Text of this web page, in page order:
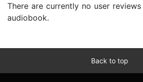
There are currently no user
audiobook.
Back to top